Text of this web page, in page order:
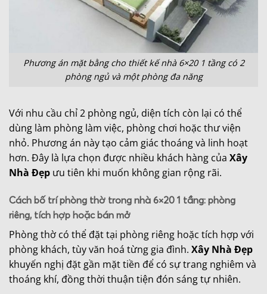
Phương án mặt bằng cho thiết kế nhà 6×20 1 tầng có 2
phòng ngủ và một phòng đa năng
Với nhu cầu chỉ 2 phòng ngủ, diện tích còn lại có thể
dùng làm phòng làm việc, phòng chơi hoặc thư viện
nhỏ. Phương án này tạo cảm giác thoáng và linh hoạt
hơn. Đây là lựa chọn được nhiều khách hàng của Xây
Nhà Đẹp ưu tiên khi muốn không gian rộng rãi.
Cách bố trí phòng thờ trong nhà 6×20 1 tầng: phòng
riêng, tích hợp hoặc bán mở
Phòng thờ có thể đặt tại phòng riêng hoặc tích hợp với
phòng khách, tùy văn hoá từng gia đình. Xây Nhà Đẹp
khuyến nghị đặt gần mặt tiền để có sự trang nghiêm và
thoáng khí, đồng thời thuận tiện đón sáng tự nhiên.